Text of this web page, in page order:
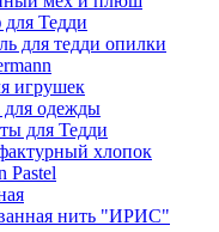
Тедди
для тедди опилки
игрушек
одежды
для Тедди
хлопок
Pastel
нить "ИРИС"